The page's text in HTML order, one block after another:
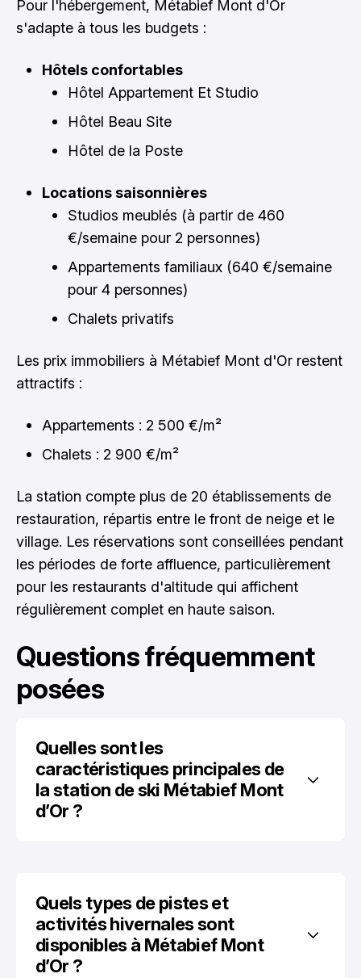
Pour l'hébergement, Métabief Mont d'Or
s'adapte à tous les budgets :
Hôtels confortables
Hôtel Appartement Et Studio
Hôtel Beau Site
Hôtel de la Poste
Locations saisonnières
Studios meublés (à partir de 460
€/semaine pour 2 personnes)
Appartements familiaux (640 €/semaine
pour 4 personnes)
Chalets privatifs
Les prix immobiliers à Métabief Mont d'Or restent
attractifs :
Appartements : 2 500 €/m²
Chalets : 2 900 €/m²
La station compte plus de 20 établissements de
restauration, répartis entre le front de neige et le
village. Les réservations sont conseillées pendant
les périodes de forte affluence, particulièrement
pour les restaurants d'altitude qui affichent
régulièrement complet en haute saison.
Questions fréquemment
posées
Quelles sont les
caractéristiques principales de
la station de ski Métabief Mont
d’Or ?
Quels types de pistes et
activités hivernales sont
disponibles à Métabief Mont
d’Or ?